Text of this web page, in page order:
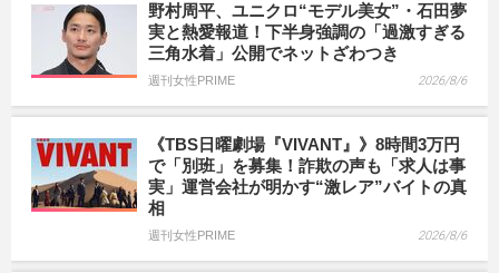
野村周平、ユニクロ“モデル美女”・石田夢
実と熱愛報道！下半身強調の「過激すぎる
三角水着」公開でネットざわつき
週刊女性PRIME 2026/8/6
《TBS日曜劇場『VIVANT』》8時間3万円
で「別班」を募集！詐欺の声も「求人は事
実」運営会社が明かす“激レア”バイトの真
相
週刊女性PRIME 2026/8/6